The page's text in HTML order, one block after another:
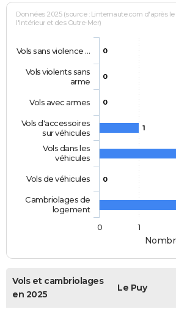
Données 2025 (source : Linternaute.com d'après
l'Intérieur et des Outre-Mer)
0
0
0
1
0
Vols sans violence …
Vols violents sans
arme
Vols avec armes
Vols d'accessoires
sur véhicules
Vols dans les
véhicules
Vols de véhicules
Cambriolages de
logement
0
1
Vols et cambriolages
en 2025
Le Puy